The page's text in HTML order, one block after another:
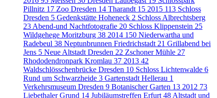
Pillnitz 17 Zoo Dresden 14 Tharandt 15 2015 113 Schloss
Dresden 5 Gedenkstätte Hoheneck 2 Schloss Albrechtsberg
23 Abend-und Nachtfotografie 20 Schloss Klippenstein 25
Wildgehege Moritzburg 38 2014 150 Niederwartha und
Radebeul 38 Neptunbrunnen Friedrichstadt 21 Grillabend bei
Jens 5 Neue Altstadt Dresden 22 Zschoner Mühle 27
Rhododendronpark Kromlau 37 2013 42
Waldschlösschenbrücke Dresden 10 Schloss Lichtenwalde 6
Rund um Schwarzheide 3 Gartenstadt Hellerau 1
Verkehrsmuseum Dresden 9 Botanischer Garten 13 2012 73
Liebethaler Grund 14 Jubiläumstreffen Erfurt 48 Altstadt und